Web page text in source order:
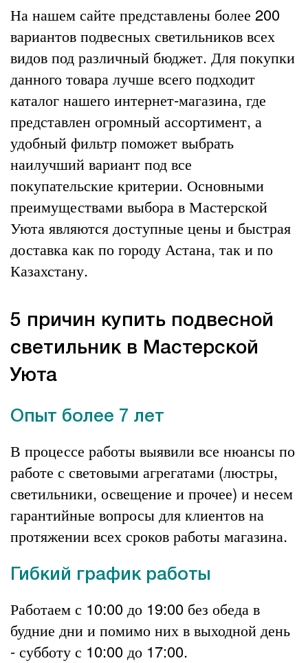
На нашем сайте представлены более 200
вариантов подвесных светильников всех
видов под различный бюджет. Для покупки
данного товара лучше всего подходит
каталог нашего интернет-магазина, где
представлен огромный ассортимент, а
удобный фильтр поможет выбрать
наилучший вариант под все
покупательские критерии. Основными
преимуществами выбора в Мастерской
Уюта являются доступные цены и быстрая
доставка как по городу Астана, так и по
Казахстану.
5 причин купить подвесной
светильник в Мастерской
Уюта
Опыт более 7 лет
В процессе работы выявили все нюансы по
работе с световыми агрегатами (люстры,
светильники, освещение и прочее) и несем
гарантийные вопросы для клиентов на
протяжении всех сроков работы магазина.
Гибкий график работы
Работаем с 10:00 до 19:00 без обеда в
будние дни и помимо них в выходной день
- субботу с 10:00 до 17:00.